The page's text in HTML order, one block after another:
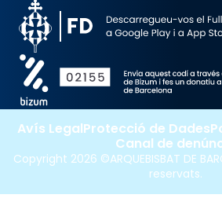
Copyright 2026 ©ARQUEBISBAT DE
reservats.
Avís LegalProtecció de Dades
Canal de